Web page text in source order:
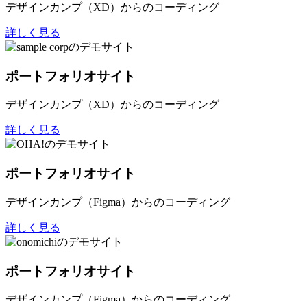
デザインカンプ（XD）からのコーディング
詳しく見る
ポートフォリオサイト
デザインカンプ（XD）からのコーディング
詳しく見る
ポートフォリオサイト
デザインカンプ（Figma）からのコーディング
詳しく見る
ポートフォリオサイト